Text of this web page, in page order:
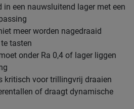
in een nauwsluitend lager met een
meer worden nagedraaid
tasten
onder Ra 0,4 of lager liggen
kritisch voor trillingvrij draaien
of draagt dynamische